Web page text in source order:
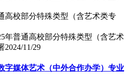
年普通高校部分特殊类型（含艺术
2024/11/29
字媒体艺术（中外合作办学）专业